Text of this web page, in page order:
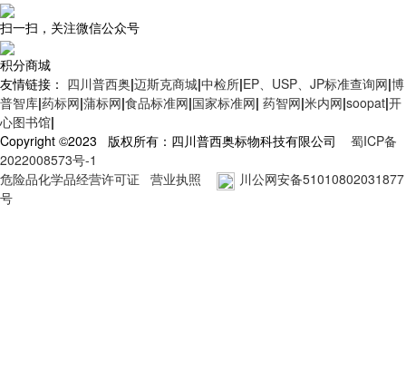
扫一扫，关注微信公众号
积分商城
友情链接： 四川普西奥|迈斯克商城|中检所|EP、USP、JP标准查询网|博
普智库|药标网|蒲标网|食品标准网|国家标准网| 药智网|米内网|soopat|开
心图书馆|
Copyright ©2023 版权所有：四川普西奥标物科技有限公司 蜀ICP备
2022008573号-1
危险品化学品经营许可证
营业执照
川公网安备51010802031877
号